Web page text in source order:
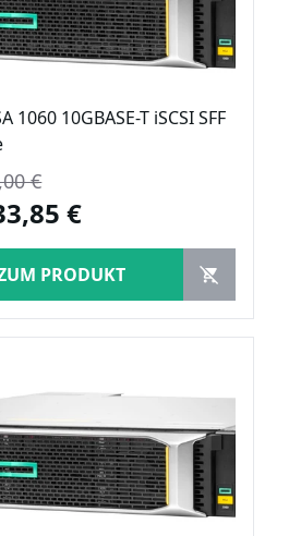
1060 10GBASE-T iSCSI SFF
€
€
PRODUKT